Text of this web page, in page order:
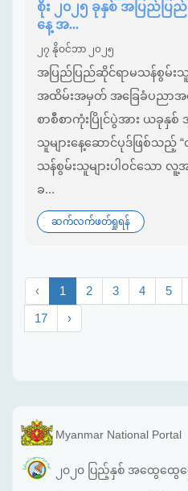
စိုး ၂၀၂၅ ခုနှစ် အပြည်ပြ
နေ့ အ...
၂၇ နိုဝင်ဘာ ၂၀၂၅
အပြည်ပြည်ဆိုင်ရာမသန်စွမ်းသူ
အထိမ်းအမှတ် အခြေခံပညာ
စာစီစာကုံးပြိုင်ပွဲအား ယခုနှ
သူများနေ့ဆောင်ပုဒ်ဖြစ်သည့် “
သန်စွမ်းသူများပါဝင်သော လူ့
ခ...
ဆက်လက်ဖတ်ရှုရန်
‹ 1 2 3 4 5
17 ›
Myanmar National Portal
၂၀၂၀ ပြည့်နှစ် အထွေထွေ